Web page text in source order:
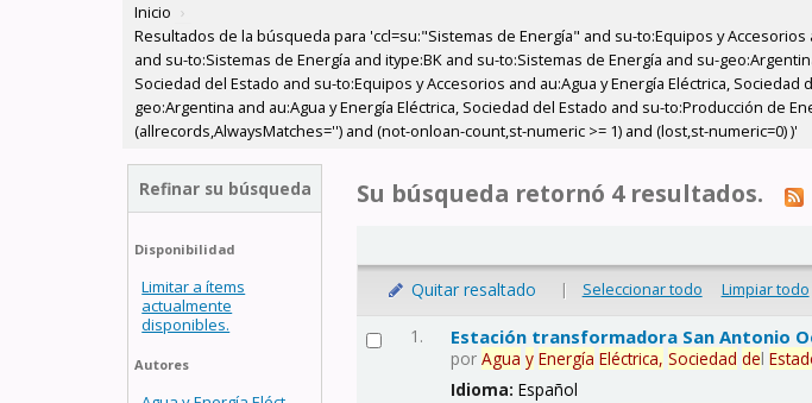
Inicio ›
Resultados de la búsqueda para 'ccl=su:"Sistemas de Energía" and su-to:Equipos y Accesorios
and su-to:Sistemas de Energía and itype:BK and su-to:Sistemas de Energía and su-
Sociedad del Estado and su-to:Equipos y Accesorios and au:Agua y Energía Eléctrica,
geo:Argentina and au:Agua y Energía Eléctrica, Sociedad del Estado and su-to:Producción de
(allrecords,AlwaysMatches='') and (not-onloan-count,st-numeric >= 1) and (lost,st-numeric=0) )'
Refinar su búsqueda
Disponibilidad
Limitar a ítems
actualmente
disponibles.
Autores
Su búsqueda retornó 4 resultados.
Quitar resaltado | Seleccionar todo Limpiar todo
1. Estación transformadora San Antonio
porAgua y Energía Eléctrica, Sociedad del
Idioma:Español